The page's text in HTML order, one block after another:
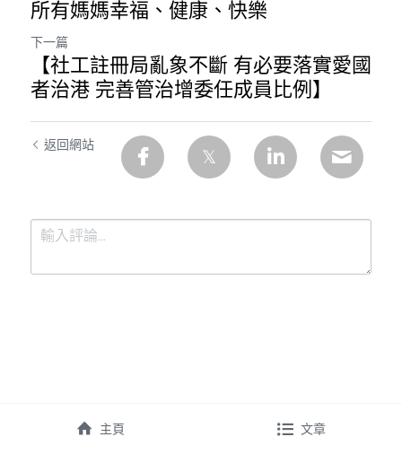
所有媽媽幸福、健康、快樂
下一篇
【社工註冊局亂象不斷 有必要落實愛國
者治港 完善管治增委任成員比例】
返回網站
主頁 文章